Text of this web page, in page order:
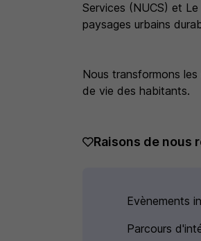
Services (NUCS) et
paysages urbains
Nous transformons
de vie des habitants.
Raisons de nous
Evènements
Parcours